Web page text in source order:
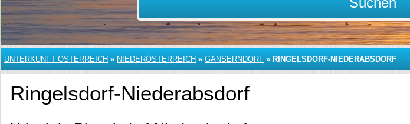
UNTERKUNFT ÖSTERREICH » NIEDERÖSTERREICH » GÄNSERNDORF » RINGELSDORF-NIEDERABSDORF
Ringelsdorf-Niederabsdorf